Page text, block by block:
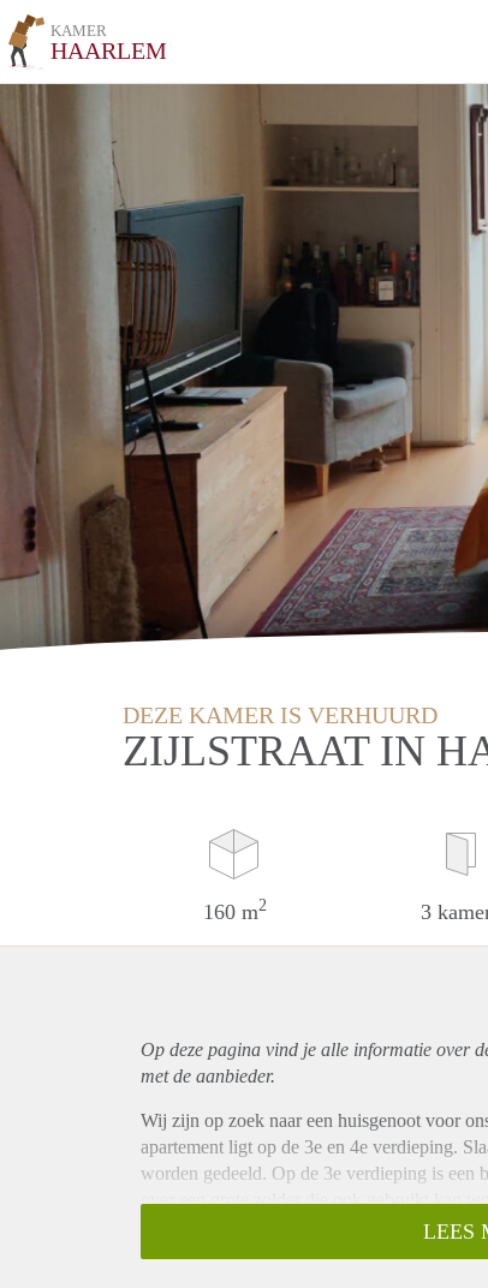
KAMER
HAARLEM
DEZE KAMER IS VERHUURD
ZIJLSTRAAT IN
160 m2 3
Op deze pagina vind je alle informatie over
met de aanbieder.
Wij zijn op zoek naar een huisgenoot voor
apartement ligt op de 3e en 4e verdieping.
worden gedeeld. Op de 3e verdieping is een
over een grote zolder die ook gebruikt kan
Wij zijn op zoek een een rustig persoon die
LEES